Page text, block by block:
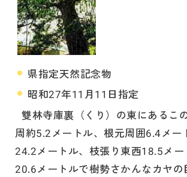
県指定天然記念物
昭和27年11月11日指定
雙林寺庫裏（くり）の東にあるこ
周約5.2メートル、根元周囲6.4メー
24.2メートル、枝張り東西18.5メ
20.6メートルで樹勢さかんなカヤの